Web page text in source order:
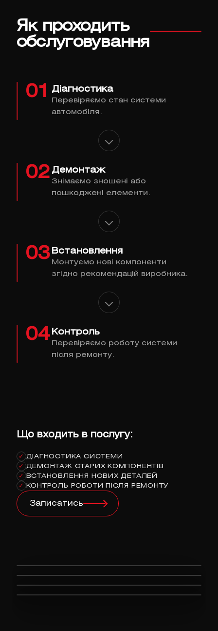
Як проходить
обслуговування
01 Діагностика
Перевіряємо стан системи
автомобіля.
02 Демонтаж
Знімаємо зношені або
пошкоджені елементи.
03 Встановлення
Монтуємо нові компоненти
згідно рекомендацій виробника.
04 Контроль
Перевіряємо роботу системи
після ремонту.
Що входить в послугу:
✓ ДІАГНОСТИКА СИСТЕМИ
✓ ДЕМОНТАЖ СТАРИХ КОМПОНЕНТІВ
✓ ВСТАНОВЛЕННЯ НОВИХ ДЕТАЛЕЙ
✓ КОНТРОЛЬ РОБОТИ ПІСЛЯ РЕМОНТУ
Записатись